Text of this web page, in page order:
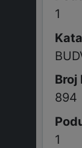
1
894
1